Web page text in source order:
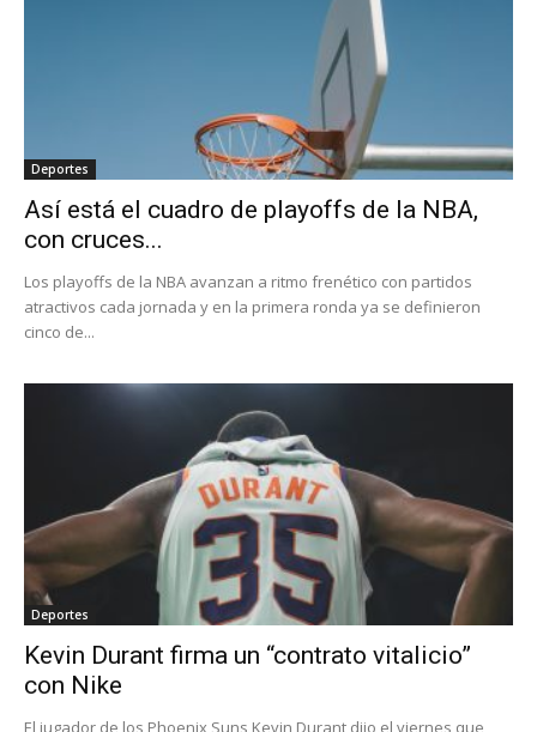
Deportes
Así está el cuadro de playoffs de la NBA,
con cruces...
Los playoffs de la NBA avanzan a ritmo frenético con partidos
atractivos cada jornada y en la primera ronda ya se definieron
cinco de...
Deportes
Kevin Durant firma un “contrato vitalicio”
con Nike
El jugador de los Phoenix Suns Kevin Durant dijo el viernes que